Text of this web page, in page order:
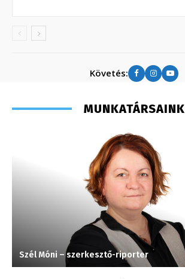
Követés:
MUNKATÁRSAINK
Szél Móni – szerkesztő-riporter